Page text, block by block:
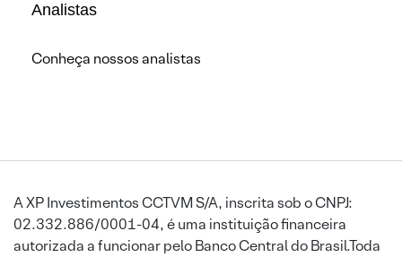
Analistas
Conheça nossos analistas
A XP Investimentos CCTVM S/A, inscrita sob o CNPJ:
02.332.886/0001-04, é uma instituição financeira
autorizada a funcionar pelo Banco Central do Brasil.Toda